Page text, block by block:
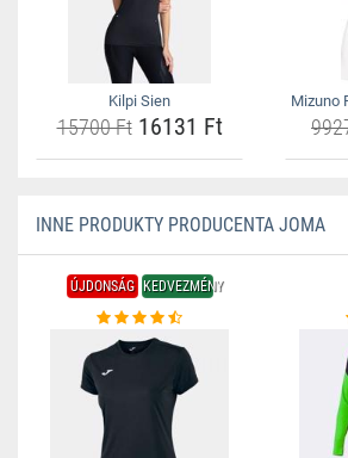
Kilpi Sien
15700 Ft16131 Ft
Mizuno
INNE PRODUKTY PRODUCENTA JOMA
ÚJDONSÁG KEDVEZMÉNY